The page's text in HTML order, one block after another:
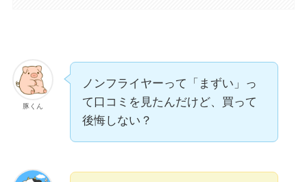
豚くん
ノンフライヤーって「まずい」っ
て口コミを見たんだけど、買って
後悔しない？